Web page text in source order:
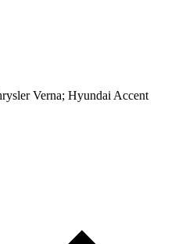
Verna; Hyundai Accent